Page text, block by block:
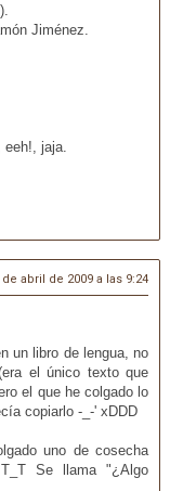
Jiménez.
jaja.
de abril de 2009 a las 9:24
un libro de lengua, no
el único texto que
el que he colgado lo
copiarlo -_-' xDDD
uno de cosecha
Se llama "¿Algo